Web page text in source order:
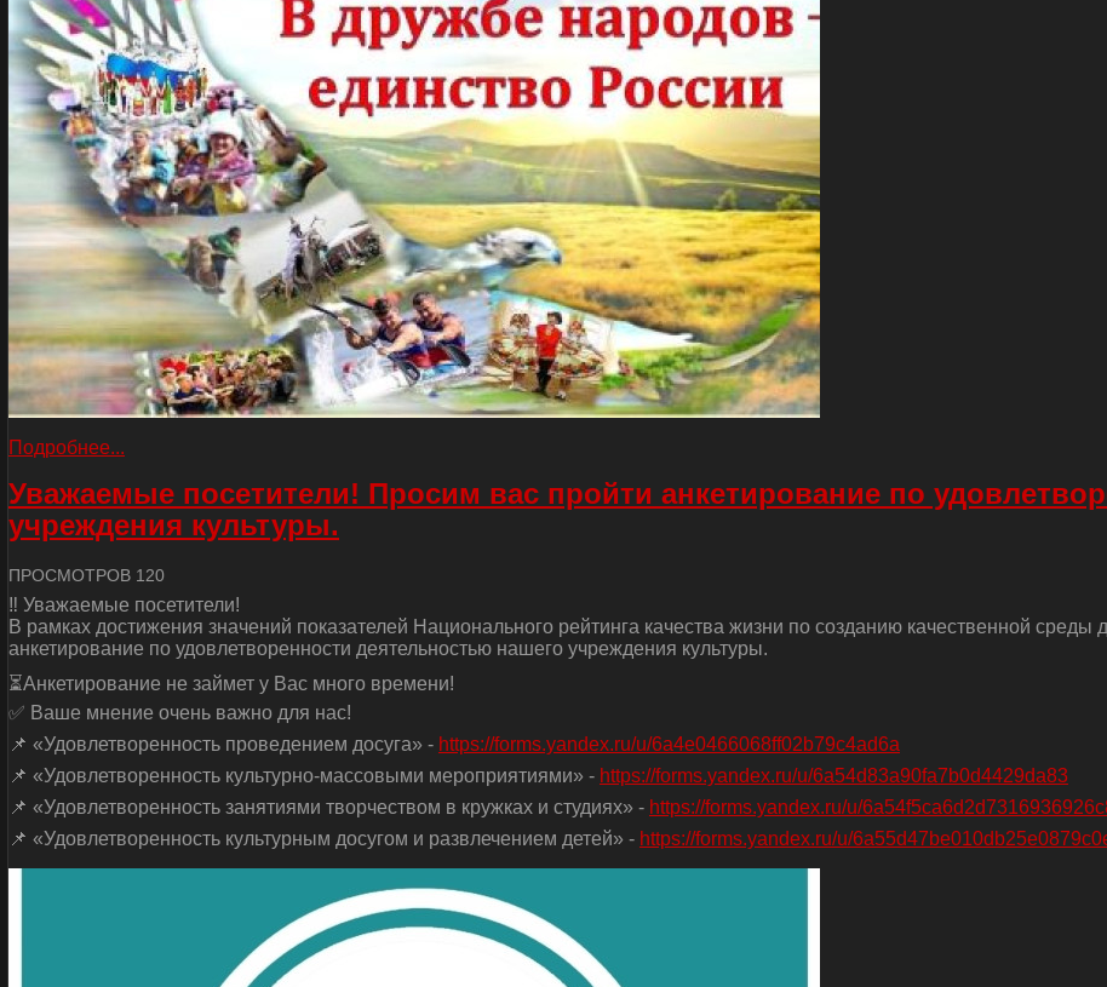
Подробнее...
Уважаемые посетители! Просим вас пройти анкетирование по
учреждения культуры.
ПРОСМОТРОВ 120
‼ Уважаемые посетители!
В рамках достижения значений показателей Национального рейтинга качества жизни по созданию качественной
анкетирование по удовлетворенности деятельностью нашего учреждения культуры.
⏳Анкетирование не займет у Вас много времени!
✅ Ваше мнение очень важно для нас!
📌 «Удовлетворенность проведением досуга» - https://forms.yandex.ru/u/6a4e0466068ff02b79c4ad6a
📌 «Удовлетворенность культурно-массовыми мероприятиями» - https://forms.yandex.ru/u/6a54d83a90fa7b0d4429da83
📌 «Удовлетворенность занятиями творчеством в кружках и студиях» - https://forms.yandex.ru/u/
📌 «Удовлетворенность культурным досугом и развлечением детей» - https://forms.yandex.ru/u/